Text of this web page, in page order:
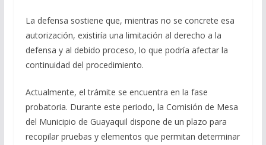
La defensa sostiene que, mientras no se concrete esa
autorización, existiría una limitación al derecho a la
defensa y al debido proceso, lo que podría afectar la
continuidad del procedimiento.
Actualmente, el trámite se encuentra en la fase
probatoria. Durante este periodo, la Comisión de Mesa
del Municipio de Guayaquil dispone de un plazo para
recopilar pruebas y elementos que permitan determinar